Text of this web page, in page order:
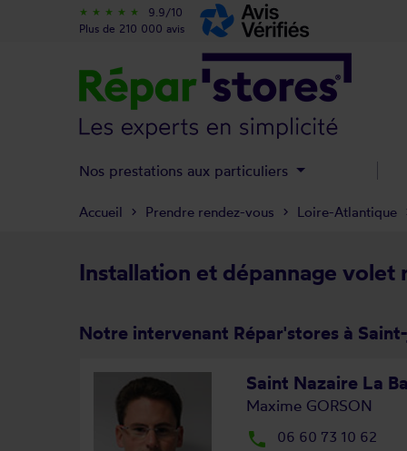
Installation et dépannage volet
Notre intervenant Répar'stores à
Saint Nazaire La
Maxime GORSON
local_phone 06 60 73 10 62
Accueil Prendre rendez-vous Loire-Atlantique
star_rate star_rate star_rate star_rate star_rate
9.9/10
Plus de 210 000 avis
Nos prestations aux particuliers